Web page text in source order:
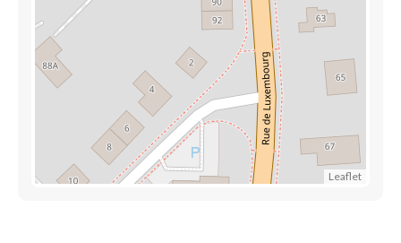
Leaflet